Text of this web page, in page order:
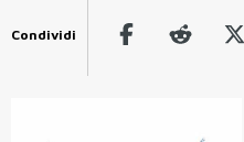
Condividi